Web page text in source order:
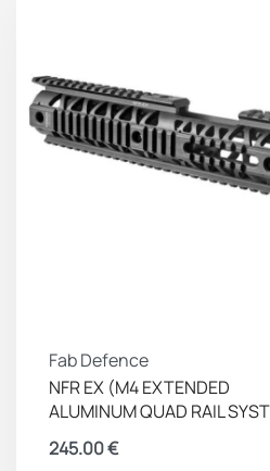
Fab Defence
NFR EX (M4 EXTENDED
ALUMINUM QUAD RAIL
245.00€